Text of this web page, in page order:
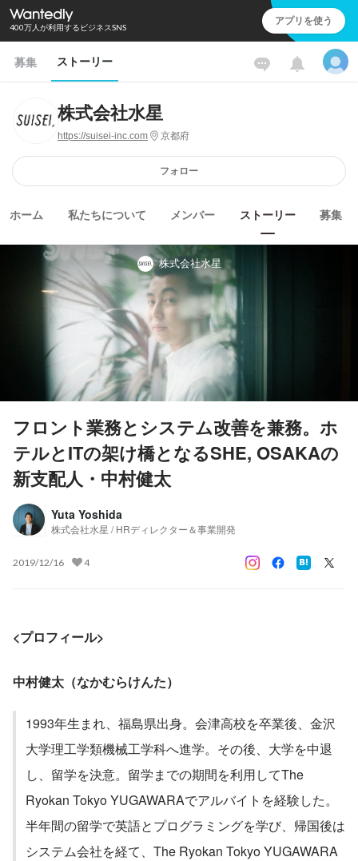
400万人が利用するビジネスSNS アプリを使う
募集 ストーリー
株式会社水星
https://suisei-inc.com 京都府
フォロー
ホーム 私たちについて メンバー ストーリー 募集
株式会社水星
フロント業務とシステム改善を兼務。ホ
テルとITの架け橋となるSHE, OSAKAの
新支配人・中村健太
Yuta Yoshida
株式会社水星 / HRディレクター＆事業開発
2019/12/16 4
<プロフィール>
中村健太（なかむらけんた）
1993年生まれ、福島県出身。会津高校を卒業後、金沢
大学理工学類機械工学科へ進学。その後、大学を中退
し、留学を決意。留学までの期間を利用してThe
Ryokan Tokyo YUGAWARAでアルバイトを経験した。
半年間の留学で英語とプログラミングを学び、帰国後は
システム会社を経て、The Ryokan Tokyo YUGAWARA